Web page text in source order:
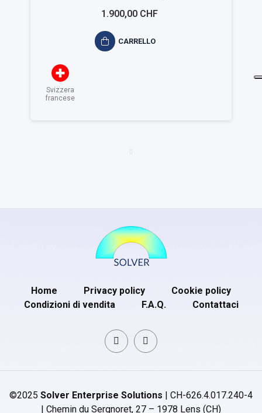
EASYCOMPLIANCE
1.900,00 CHF
CARRELLO
Svizzera
francese
Home Privacy policy
Cookie policy
Condizioni di vendita
F.A.Q. Contattaci
©2025 Solver Enterprise Solutions | CH-626.4.017.240-4
| Chemin du Sergnoret, 27 – 1978 Lens (CH)